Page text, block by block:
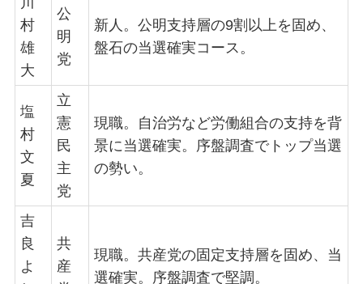
村
雄
大
公
明
党
新人。公明支持層の9割以上を固め、
盤石の当選確実コース。
塩
村
文
夏
立
憲
民
主
党
現職。自治労など労働組合の支持を背
景に当選確実。序盤調査でトップ当選
の勢い。
吉
良
よ
共
産
現職。共産党の固定支持層を固め、当
選確実。序盤調査で堅調。